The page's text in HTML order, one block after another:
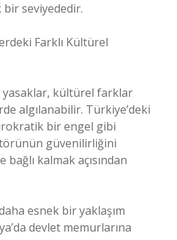
seviyededir.
Farklı Kültürel
kültürel farklar
algılanabilir. Türkiye’deki
bir engel gibi
güvenilirliğini
kalmak açısından
esnek bir yaklaşım
devlet memurlarına